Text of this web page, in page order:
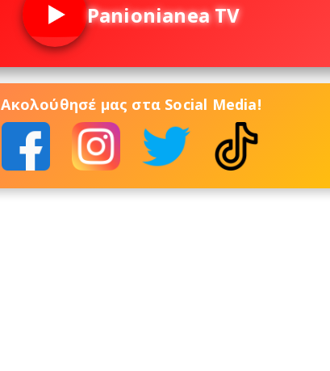
Panionianea TV
Ακολούθησέ μας στα Social Media!